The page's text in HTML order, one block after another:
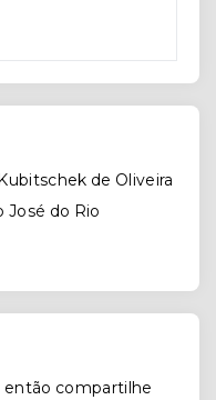
de Oliveira
José do Rio
então compartilhe